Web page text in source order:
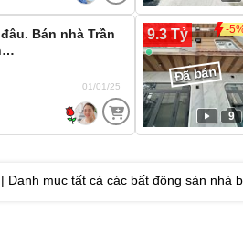
Bán nhà Trần
01/01/25
9.3 Tỷ -
9
Đã bán
mục tất cả các bất động sản nhà